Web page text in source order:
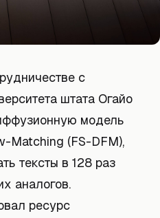
с
штата Огайо
модель
Matching (FS-DFM),
тексты в 128 раз
аналогов.
ресурс